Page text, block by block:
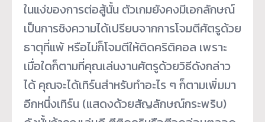
ในแง่ของการต่อสู้นั้น ตัวเกมยังคงมีเอกลักษณ์
เป็นการชิงความได้เปรียบจากการโจมตีศัตรูด้วย
ธาตุที่แพ้ หรือไม่ก็โจมตีให้ติดคริติคอล เพราะ
เมื่อใดก็ตามที่คุณเล่นงานศัตรูด้วยวิธีดังกล่าว
ได้ คุณจะได้เทิร์นสำหรับทำอะไร ๆ ก็ตามเพิ่มมา
อีกหนึ่งเทิร์น (แสดงด้วยสัญลักษณ์กระพริบ)